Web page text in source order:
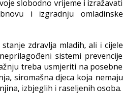
slobodno vrijeme i izražavati
i izgradnju omladinske
zdravlja mladih, ali i cijele
sistemi prevencije
treba usmjeriti na posebne
siromašna djeca koja nemaju
izbjeglih i raseljenih osoba.